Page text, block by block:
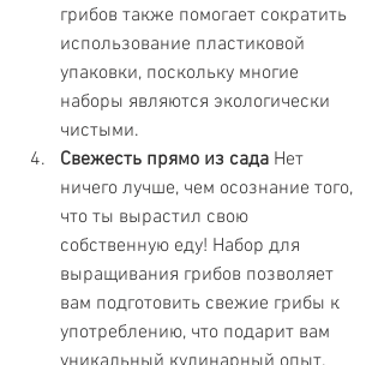
грибов также помогает сократить
использование пластиковой
упаковки, поскольку многие
наборы являются экологически
чистыми.
Свежесть прямо из сада Нет
ничего лучше, чем осознание того,
что ты вырастил свою
собственную еду! Набор для
выращивания грибов позволяет
вам подготовить свежие грибы к
употреблению, что подарит вам